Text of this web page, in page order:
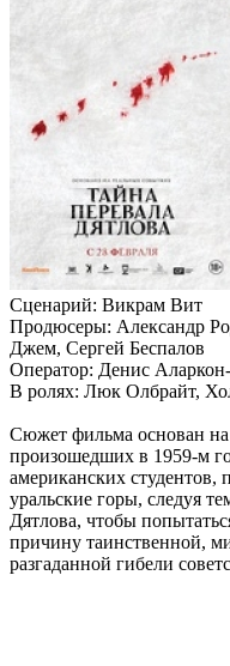
Сценарий: Викрам Вит
Продюсеры: Александр
Джем, Сергей Беспалов
Оператор: Денис
В ролях: Люк Олбрайт,
Сюжет фильма основан
произошедших в 1959-м
американских студентов,
уральские горы, следуя
Дятлова, чтобы
причину таинственной,
разгаданной гибели